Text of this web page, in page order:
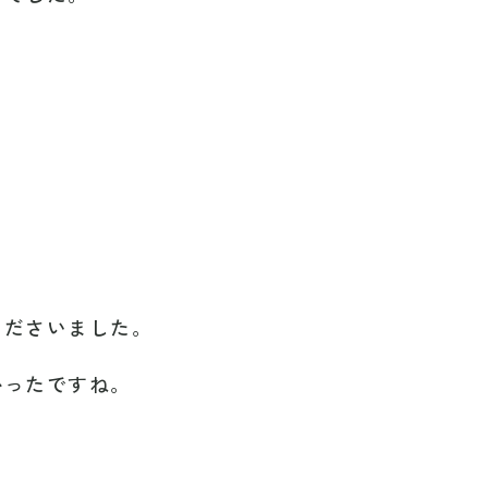
さいました。
たですね。